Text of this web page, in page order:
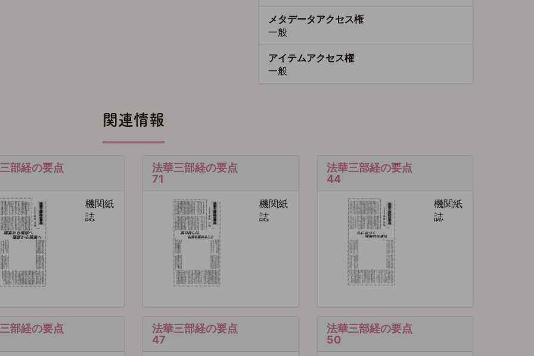
メタデータアクセス権
一般
アイテムアクセス権
一般
関連情報
部経の要点
機関紙
誌
法華三部経の要点
71
機関紙
誌
法華三部経の要点
44
機関紙
誌
部経の要点
法華三部経の要点
47
法華三部経の要点
50